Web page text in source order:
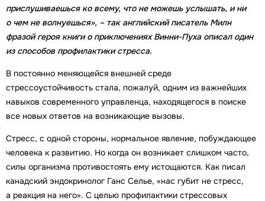
прислушиваешься ко всему, что не можешь услышать, и ни
о чем не волнуешься», – так английский писатель Милн
фразой героя книги о приключениях Винни-Пуха описал один
из способов профилактики стресса.
В постоянно меняющейся внешней среде
стрессоустойчивость стала, пожалуй, одним из важнейших
навыков современного управленца, находящегося в поиске
все новых ответов на возникающие вызовы.
Стресс, с одной стороны, нормальное явление, побуждающее
человека к развитию. Но когда он возникает слишком часто,
силы организма противостоять ему истощаются. Как писал
канадский эндокринолог Ганс Селье, «нас губит не стресс,
а реакция на него». С целью профилактики стрессовых